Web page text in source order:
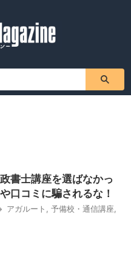
書士講座を選ばなかっ
口コミに騙されるな！
アガルート 予備校・通信講座